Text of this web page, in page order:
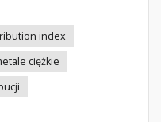
index
ciężkie